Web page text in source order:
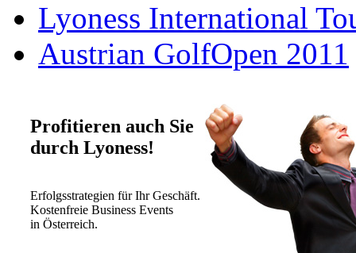
Lyoness International
Austrian GolfOpen 2011
Profitieren auch Sie
durch Lyoness!
Erfolgsstrategien für Ihr Geschäft.
Kostenfreie Business Events
in Österreich.